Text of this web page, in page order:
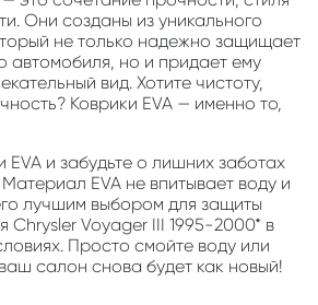
Они созданы из уникального
не только надежно защищает
автомобиля, но и придает ему
вид. Хотите чистоту,
Коврики EVA — именно то,
EVA и забудьте о лишних заботах
EVA не впитывает воду и
лучшим выбором для защиты
Chrysler Voyager III 1995-2000* в
Просто смойте воду или
салон снова будет как новый!